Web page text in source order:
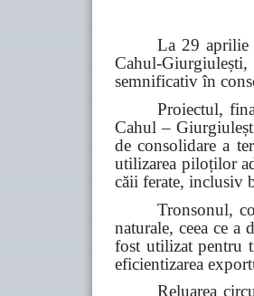
La 29 aprilie
Cahul-
semnificativ în
Proiectul,
Cahul –
de consolidare a
utilizarea piloților
căii ferate, inclusiv
Tronsonul,
naturale, ceea ce a
fost utilizat pentru
eficientizarea
Reluarea